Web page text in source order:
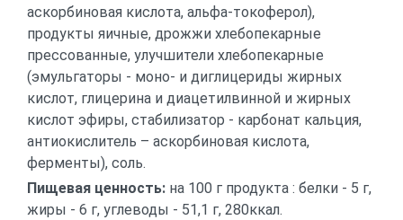
аскорбиновая кислота, альфа-токоферол),
продукты яичные, дрожжи хлебопекарные
прессованные, улучшители хлебопекарные
(эмульгаторы - моно- и диглицериды жирных
кислот, глицерина и диацетилвинной и жирных
кислот эфиры, стабилизатор - карбонат кальция,
антиокислитель – аскорбиновая кислота,
ферменты), соль.
Пищевая ценность: на 100 г продукта : белки - 5 г,
жиры - 6 г, углеводы - 51,1 г, 280ккал.